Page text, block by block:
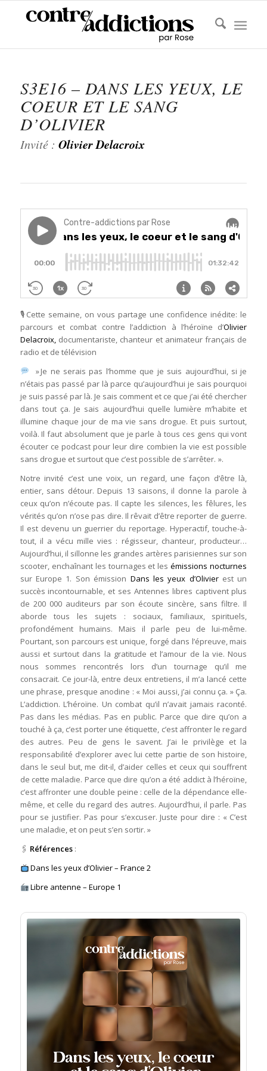
S3E16 – DANS LES YEUX, LE
COEUR ET LE SANG
D’OLIVIER
Invité : Olivier Delacroix
🎙Cette semaine, on vous partage une confidence inédite: le
parcours et combat contre l’addiction à l’héroïne d’Olivier
Delacroix, documentariste, chanteur et animateur français de
radio et de télévision
» Je ne serais pas l’homme que je suis aujourd’hui, si je
n’étais pas passé par là parce qu’aujourd’hui je sais pourquoi
je suis passé par là. Je sais comment et ce que j’ai été chercher
dans tout ça. Je sais aujourd’hui quelle lumière m’habite et
illumine chaque jour de ma vie sans drogue. Et puis surtout,
voilà. Il faut absolument que je parle à tous ces gens qui vont
écouter ce podcast pour leur dire combien la vie est possible
sans drogue et surtout que c’est possible de s’arrêter. ».
Notre invité c’est une voix, un regard, une façon d’être là,
entier, sans détour. Depuis 13 saisons, il donne la parole à
ceux qu’on n’écoute pas. Il capte les silences, les fêlures, les
vérités qu’on n’ose pas dire. Il rêvait d’être reporter de guerre.
Il est devenu un guerrier du reportage. Hyperactif, touche-à-
tout, il a vécu mille vies : régisseur, chanteur, producteur…
Aujourd’hui, il sillonne les grandes artères parisiennes sur son
scooter, enchaînant les tournages et lesémissions nocturnes
sur Europe 1. Son émission Dans les yeux d’Olivierest un
succès incontournable, et ses Antennes libres captivent plus
de 200 000 auditeurs par son écoute sincère, sans filtre. Il
aborde tous les sujets : sociaux, familiaux, spirituels,
profondément humains. Mais il parle peu de lui-même.
Pourtant, son parcours est unique, forgé dans l’épreuve, mais
aussi et surtout dans la gratitude et l’amour de la vie. Nous
nous sommes rencontrés lors d’un tournage qu’il me
consacrait. Ce jour-là, entre deux entretiens, il m’a lancé cette
une phrase, presque anodine : « Moi aussi, j’ai connu ça. » Ça.
L’addiction. L’héroïne. Un combat qu’il n’avait jamais raconté.
Pas dans les médias. Pas en public. Parce que dire qu’on a
touché à ça, c’est porter une étiquette, c’est affronter le regard
des autres. Peu de gens le savent. J’ai le privilège et la
responsabilité d’explorer avec lui cette partie de son histoire,
dans le seul but, me dit-il, d’aider celles et ceux qui souffrent
de cette maladie. Parce que dire qu’on a été addict à l’héroïne,
c’est affronter une double peine : celle de la dépendance elle-
même, et celle du regard des autres. Aujourd’hui, il parle. Pas
pour se justifier. Pas pour s’excuser. Juste pour dire : « C’est
une maladie, et on peut s’en sortir. »
🖇 Références:
Dans les yeux d’Olivier – France 2
Libre antenne – Europe 1